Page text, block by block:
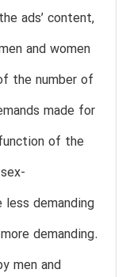
ads’ content,
and women
the number of
made for
of the
demanding
demanding.
men and